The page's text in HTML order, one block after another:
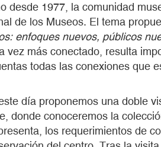
desde 1977, la comunidad
de los Museos. El tema
enfoques nuevos, públicos
vez más conectado, resulta
todas las conexiones que
día proponemos una doble
donde conoceremos la
los requerimientos de